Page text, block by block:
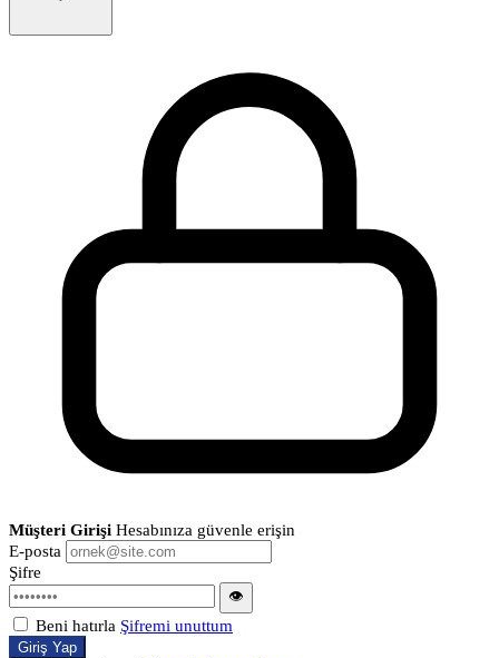
Müşteri Girişi Hesabınıza güvenle erişin
E-posta
Şifre
👁
Beni hatırla Şifremi unuttum
Giriş Yap